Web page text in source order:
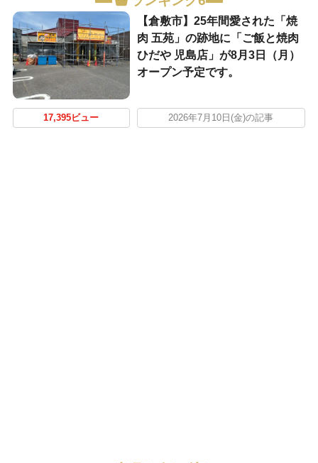
【倉敷市】25年間愛された「焼
肉 五苑」の跡地に「ご飯と焼肉
ひだや 児島店」が8月3日（月）
オープン予定です。
17,395ビュー 2026年7月10日(金)の記事